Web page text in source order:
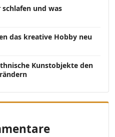
und was
das kreative Hobby neu
Kunstobjekte den